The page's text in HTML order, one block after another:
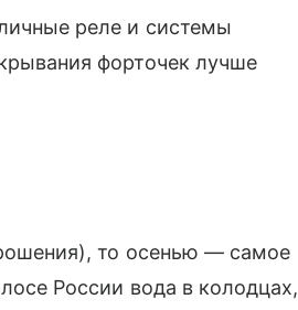
реле и системы
форточек лучше
то осенью — самое
России вода в колодцах,